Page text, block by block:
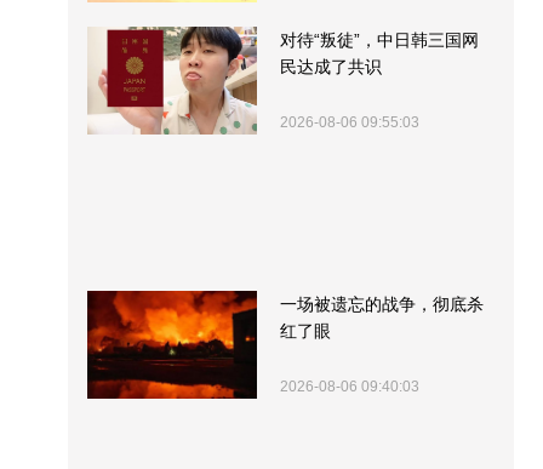
对待“叛徒”，中日韩三国网
民达成了共识
2026-08-06 09:55:03
一场被遗忘的战争，彻底杀
红了眼
2026-08-06 09:40:03